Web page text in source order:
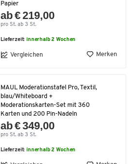
Papier
ab € 219,00
pro St. ab 3 St.
Lieferzeit:innerhalb 2 Wochen
Vergleichen Merken
MAUL Moderationstafel Pro, Textil,
blau/Whiteboard +
Moderationskarten-Set mit 360
Karten und 200 Pin-Nadeln
ab € 349,00
pro St. ab 3 St.
Lieferzeit:innerhalb 2 Wochen